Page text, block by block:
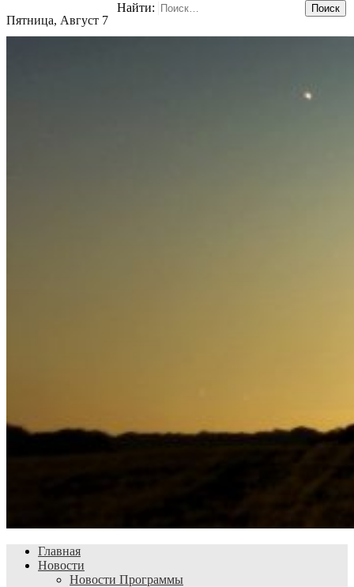
Пятница, Август 7
Найти:
Главная
Новости
Новости Программы